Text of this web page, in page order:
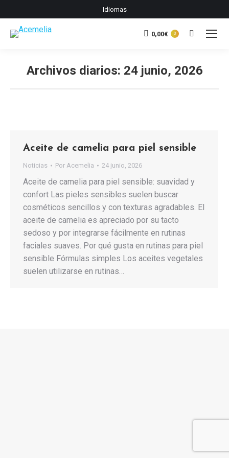
Idiomas
0,00€ 0 Buscar:
Archivos diarios: 24 junio, 2026
Aceite de camelia para piel sensible
Noticias Por Acemelia 24 junio, 2026
Aceite de camelia para piel sensible: suavidad y
confort Las pieles sensibles suelen buscar
cosméticos sencillos y con texturas agradables. El
aceite de camelia es apreciado por su tacto
sedoso y por integrarse fácilmente en rutinas
faciales suaves. Por qué gusta en rutinas para piel
sensible Fórmulas simples Los aceites vegetales
suelen utilizarse en rutinas…